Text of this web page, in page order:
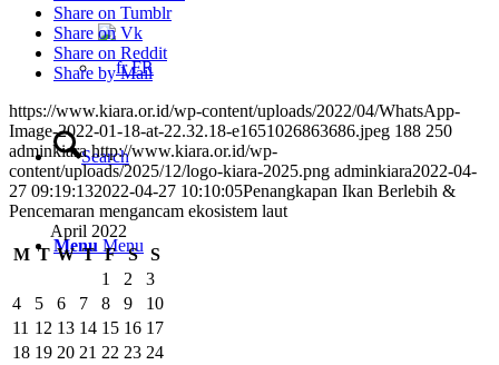
FR
Search
Menu Menu
Share on Tumblr
Share on Vk
Share on Reddit
Share by Mail
https://www.kiara.or.id/wp-content/uploads/2022/04/WhatsApp-
Image-2022-01-18-at-22.32.18-e1651026863686.jpeg 188 250
adminkiara http://www.kiara.or.id/wp-
content/uploads/2025/12/logo-kiara-2025.png adminkiara2022-04-
27 09:19:132022-04-27 10:10:05Penangkapan Ikan Berlebih &
Pencemaran mengancam ekosistem laut
April 2022
M T W T F S
S
1
2
3
4
5 6 7 8 9
10
11 12 13 14 15 16 17
18 19 20 21 22 23 24